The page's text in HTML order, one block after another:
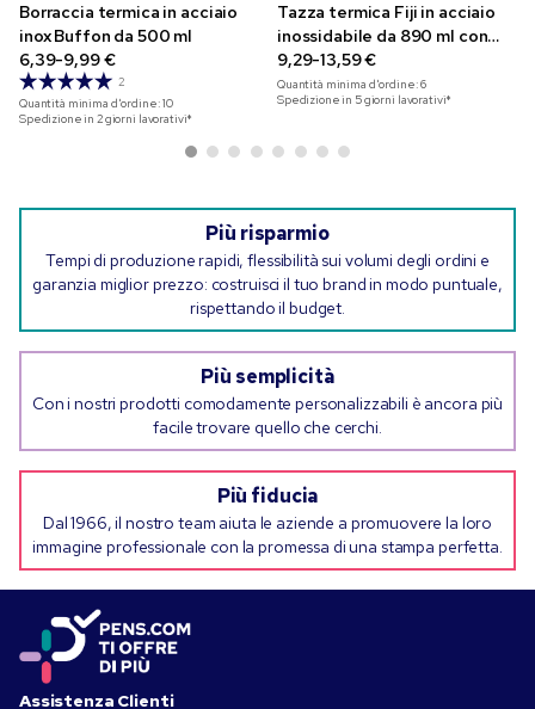
Borraccia termica in acciaio
inox Buffon da 500 ml
6,39-9,99 €
2
Quantità minima d'ordine:10
Spedizione in 2 giorni lavorativi*
Tazza termica Fiji in acciaio
inossidabile da 890 ml con
incisione
9,29-13,59 €
Quantità minima d'ordine:6
Spedizione in 5 giorni lavorativi*
Più risparmio
Tempi di produzione rapidi, flessibilità sui volumi degli ordini e
garanzia miglior prezzo: costruisci il tuo brand in modo puntuale,
rispettando il budget.
Più semplicità
Con i nostri prodotti comodamente personalizzabili è ancora più
facile trovare quello che cerchi.
Più fiducia
Dal 1966, il nostro team aiuta le aziende a promuovere la loro
immagine professionale con la promessa di una stampa perfetta.
Assistenza Clienti